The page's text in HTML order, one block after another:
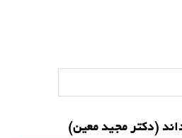
(دکتر مجید معین)